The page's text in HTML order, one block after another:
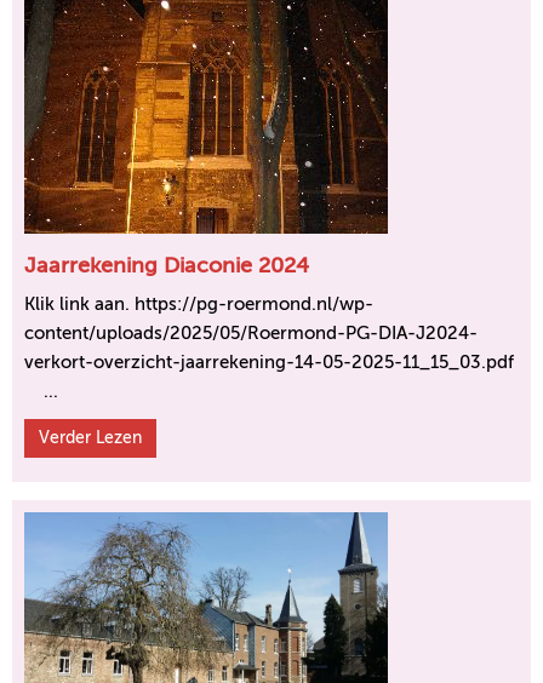
Jaarrekening Diaconie 2024
Klik link aan. https://pg-roermond.nl/wp-
content/uploads/2025/05/Roermond-PG-DIA-J2024-
verkort-overzicht-jaarrekening-14-05-2025-11_15_03.pdf
...
Verder Lezen